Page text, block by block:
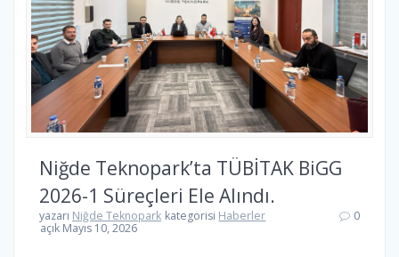
Niğde Teknopark’ta TÜBİTAK BiGG
2026-1 Süreçleri Ele Alındı.
yazarı Niğde Teknopark kategorisi Haberler
açık Mayıs 10, 2026
0